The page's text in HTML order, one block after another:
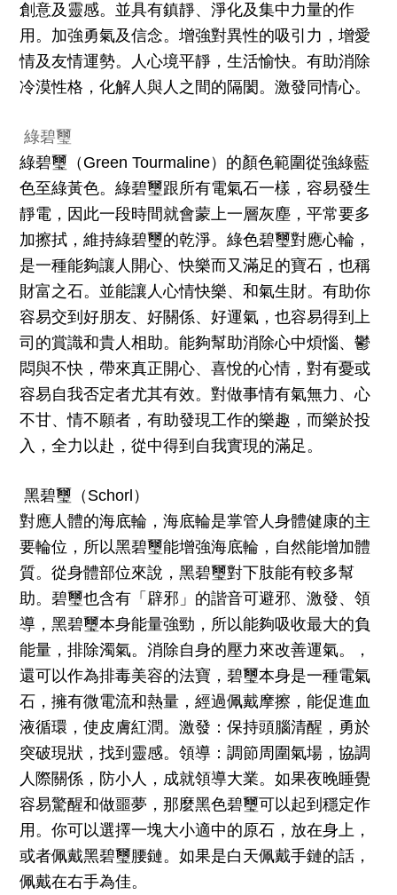
創意及靈感。並具有鎮靜、淨化及集中力量的作
用。 加強勇氣及信念。增強對異性的吸引力，增愛
情及友情運勢。人心境平靜，生活愉快。有助消除
冷漠性格，化解人與人之間的隔閡。激發同情心。
綠碧璽
綠碧璽（ Green Tourmaline）的顏色範圍從強綠藍
色至綠黃色。綠碧璽跟所有電氣石一樣，容易發生
靜電，因此一段時間就會蒙上一層灰塵，平常要多
加擦拭，維持綠碧璽的乾淨。 綠色碧璽對應心輪，
是一種能夠讓人開心、快樂而又滿足的寶石，也稱
財富之石。並能讓人心情快樂、和氣生財。有助你
容易交到好朋友、好關係、好運氣，也容易得到上
司的賞識和貴人相助。能夠幫助消除心中煩惱、鬱
悶與不快，帶來真正開心、喜悅的心情，對有憂或
容易自我否定者尤其有效。對做事情有氣無力、心
不甘、情不願者，有助發現工作的樂趣，而樂於投
入，全力以赴，從中得到自我實現的滿足。
黑碧璽（ Schorl ）
對應人體的海底輪，海底輪是掌管人身體健康的主
要輪位，所以黑碧璽能增強海底輪，自然能增加體
質。從身體部位來說，黑碧璽對下肢能有較多幫
助。碧璽也含有「辟邪」的諧音可避邪、激發、領
導，黑碧璽本身能量強勁，所以能夠吸收最大的負
能量，排除濁氣。消除自身的壓力來改善運氣。，
還可以作為排毒美容的法寶，碧璽本身是一種電氣
石，擁有微電流和熱量，經過佩戴摩擦，能促進血
液循環，使皮膚紅潤。 激發：保持頭腦清醒，勇於
突破現狀，找到靈感。 領導：調節周圍氣場，協調
人際關係，防小人，成就領導大業。 如果夜晚睡覺
容易驚醒和做噩夢，那麼黑色碧璽可以起到穩定作
用。你可以選擇一塊大小適中的原石，放在身上，
或者佩戴黑碧璽腰鏈。如果是白天佩戴手鏈的話，
佩戴在右手為佳。